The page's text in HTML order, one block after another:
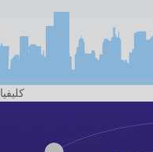
كليفيا